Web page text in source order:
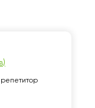
)